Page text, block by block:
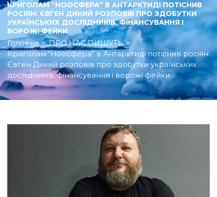
КРИГОЛАМ “НООСФЕРА” В АНТАРКТИДІ ПОТІСНИВ
РОСІЯН: ЄВГЕН ДИКИЙ РОЗПОВІВ ПРО ЗДОБУТКИ
УКРАЇНСЬКИХ ДОСЛІДНИКІВ, ФІНАНСУВАННЯ І
ВОРОЖІ ФЕЙКИ
Головна > ПРО НАС ПИШУТЬ >
Криголам “Ноосфера” в Антарктиді потіснив росіян:
Євген Дикий розповів про здобутки українських
дослідників, фінансування і ворожі фейки